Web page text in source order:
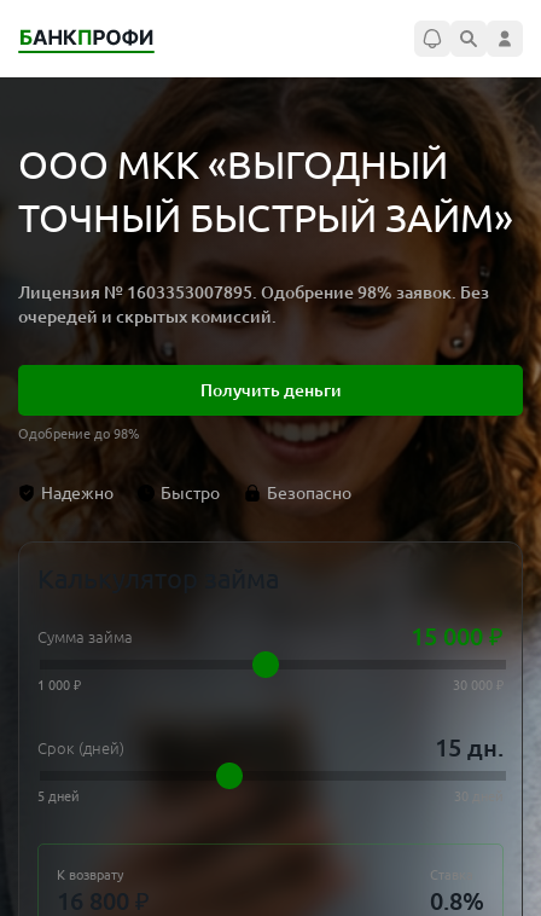
ООО МКК «ВЫГОДНЫЙ
ТОЧНЫЙ БЫСТРЫЙ ЗАЙМ»
Лицензия № 1603353007895. Одобрение 98% заявок. Без
очередей и скрытых комиссий.
Получить деньги
Одобрение до 98%
Надежно Быстро Безопасно
Калькулятор займа
Сумма займа 15 000₽
1 000 ₽ 30 000 ₽
Срок (дней) 15 дн.
5 дней 30 дней
К возврату
16 800 ₽
Ставка
0.8%